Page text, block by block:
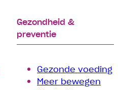
Gezondheid &
preventie
Gezonde voeding
Meer bewegen